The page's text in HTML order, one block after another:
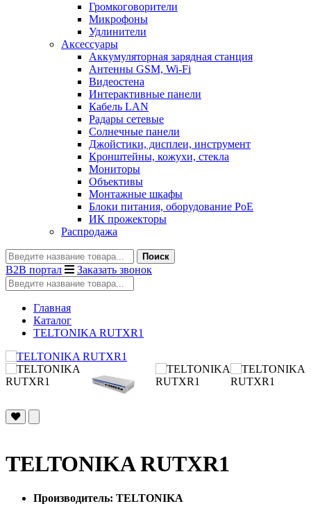
Громкоговорители
Микрофоны
Удлинители
Аксессуары
Аккумуляторная зарядная станция
Антенны GSM, Wi-Fi
Видеостена
Интерактивные панели
Кабель LAN
Радары сетевые
Солнечные панели
Джойстики, дисплеи, инструмент
Кронштейны, кожухи, стекла
Мониторы
Объективы
Монтажные шкафы
Блоки питания, оборудование PoE
ИК прожекторы
Распродажа
Поиск
B2B портал Заказать звонок
Главная
Каталог
TELTONIKA RUTXR1
TELTONIKA RUTXR1
Производитель: TELTONIKA